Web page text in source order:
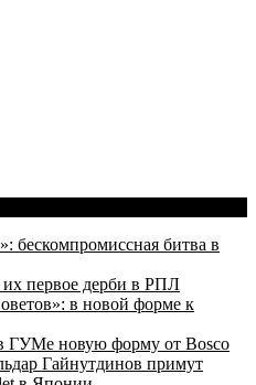
бескомпромиссная битва в
первое дерби в РПЛ
в новой форме к
ГУМе новую форму от Bosco
Гайнутдинов примут